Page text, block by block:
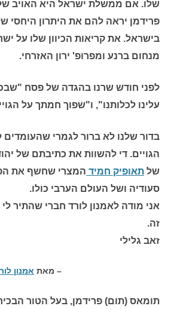
שלו. אם ממשלת ישראל היא האויב
פרידמן יראה להם את היתרון היחסי
בישראל. את קריאות הכיוון שלו על
מנחום ברנע ומפרופ' ירון האזרחי.
לפני חודש שרנו בהגדה של פסח
עלינו לכלותנו", ו"שפוך חמתך על
בדור שלנו לא ברור לגמרי שהעומדים
הגויים. די להשוות את כתיבתם של
של תאופיק חמיד המצרי שחשף את
סעודיה ושל העולם הערבי כולו.
אני מודה לאמנון לורד חברי שהתיר
זה.
זאב גלילי
– מאת אמנון
תומאס (תום) פרידמן, בעל הטור הבכיר